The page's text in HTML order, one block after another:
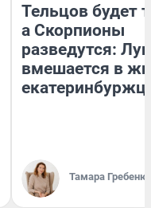
Тельцов будет
а Скорпионы
разведутся:
вмешается в
Тамара